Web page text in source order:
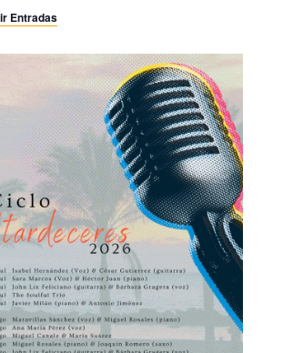
Entradas